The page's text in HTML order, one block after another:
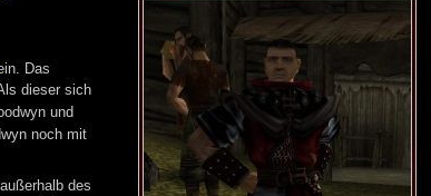
Das
dieser sich
und
noch mit
des